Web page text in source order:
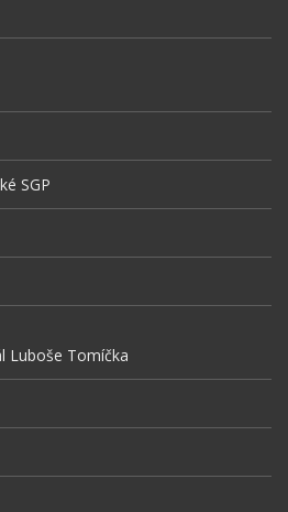
SGP
Luboše Tomíčka